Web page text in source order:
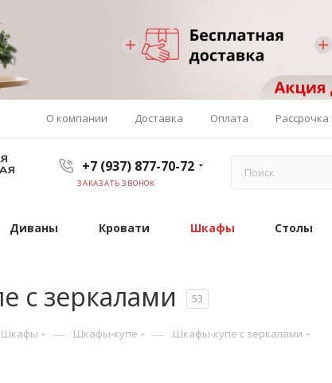
О компании Доставка Оплата Рассрочка
+7 (937) 877-70-72
ЗАКАЗАТЬ ЗВОНОК
Диваны Кровати Шкафы Столы
с зеркалами 53
Шкафы — Шкафы-купе — Шкафы-купе с зеркалами